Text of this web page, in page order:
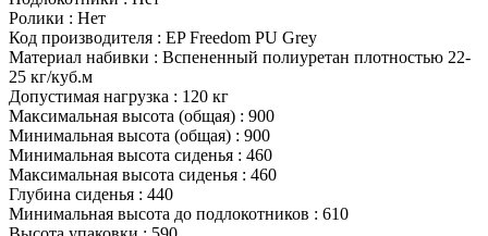
Ролики : Нет
Код производителя : EP Freedom PU Grey
Материал набивки : Вспененный полиуретан плотностью 22-
25 кг/куб.м
Допустимая нагрузка : 120 кг
Максимальная высота (общая) : 900
Минимальная высота (общая) : 900
Минимальная высота сиденья : 460
Максимальная высота сиденья : 460
Глубина сиденья : 440
Минимальная высота до подлокотников : 610